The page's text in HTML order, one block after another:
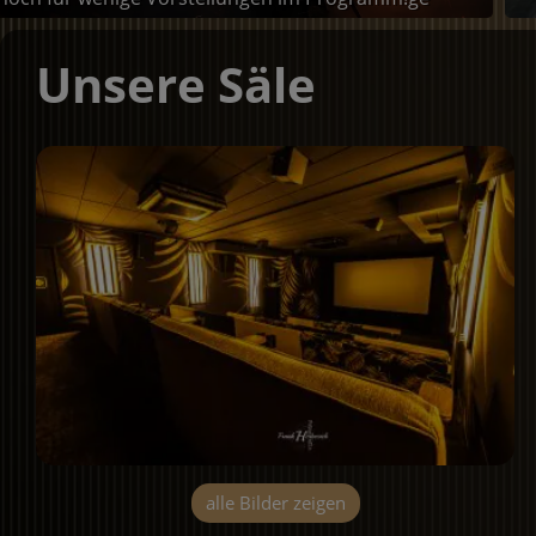
Unsere Säle
alle Bilder zeigen